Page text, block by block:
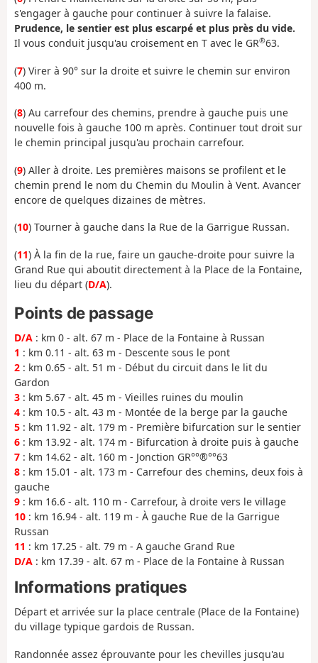
s'engager à gauche pour continuer à suivre la falaise.
Prudence, le sentier est plus escarpé et plus près du vide.
Il vous conduit jusqu'au croisement en T avec le GR®63.
(7) Virer à 90° sur la droite et suivre le chemin sur environ
400 m.
(8) Au carrefour des chemins, prendre à gauche puis une
nouvelle fois à gauche 100 m après. Continuer tout droit sur
le chemin principal jusqu'au prochain carrefour.
(9) Aller à droite. Les premières maisons se profilent et le
chemin prend le nom du Chemin du Moulin à Vent. Avancer
encore de quelques dizaines de mètres.
(10) Tourner à gauche dans la Rue de la Garrigue Russan.
(11) À la fin de la rue, faire un gauche-droite pour suivre la
Grand Rue qui aboutit directement à la Place de la Fontaine,
lieu du départ (D/A).
Points de passage
D/A : km 0 - alt. 67 m - Place de la Fontaine à Russan
1 : km 0.11 - alt. 63 m - Descente sous le pont
2 : km 0.65 - alt. 51 m - Début du circuit dans le lit du
Gardon
3 : km 5.67 - alt. 45 m - Vieilles ruines du moulin
4 : km 10.5 - alt. 43 m - Montée de la berge par la gauche
5 : km 11.92 - alt. 179 m - Première bifurcation sur le sentier
6 : km 13.92 - alt. 174 m - Bifurcation à droite puis à gauche
7 : km 14.62 - alt. 160 m - Jonction GR°°®°°63
8 : km 15.01 - alt. 173 m - Carrefour des chemins, deux fois à
gauche
9 : km 16.6 - alt. 110 m - Carrefour, à droite vers le village
10 : km 16.94 - alt. 119 m - À gauche Rue de la Garrigue
Russan
11 : km 17.25 - alt. 79 m - A gauche Grand Rue
D/A : km 17.39 - alt. 67 m - Place de la Fontaine à Russan
Informations pratiques
Départ et arrivée sur la place centrale (Place de la Fontaine)
du village typique gardois de Russan.
Randonnée assez éprouvante pour les chevilles jusqu'au